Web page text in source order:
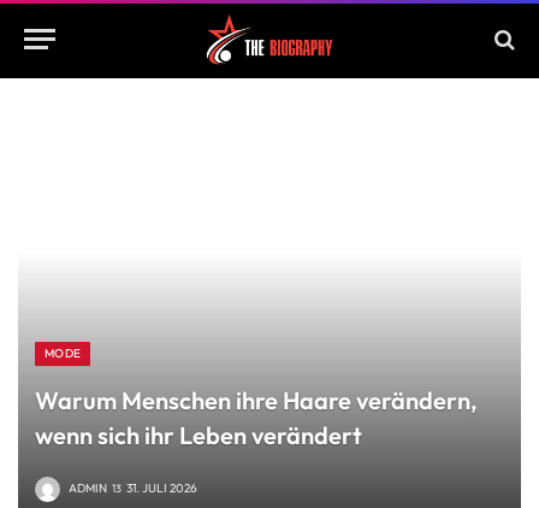
MODE
Warum Menschen ihre Haare verändern,
wenn sich ihr Leben verändert
ADMIN 31. JULI 2026